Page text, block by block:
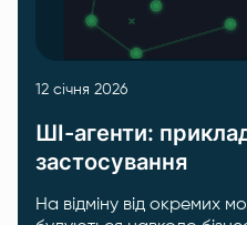
12 січня 2026
ШІ-агенти:
застосування
На відміну від окремих